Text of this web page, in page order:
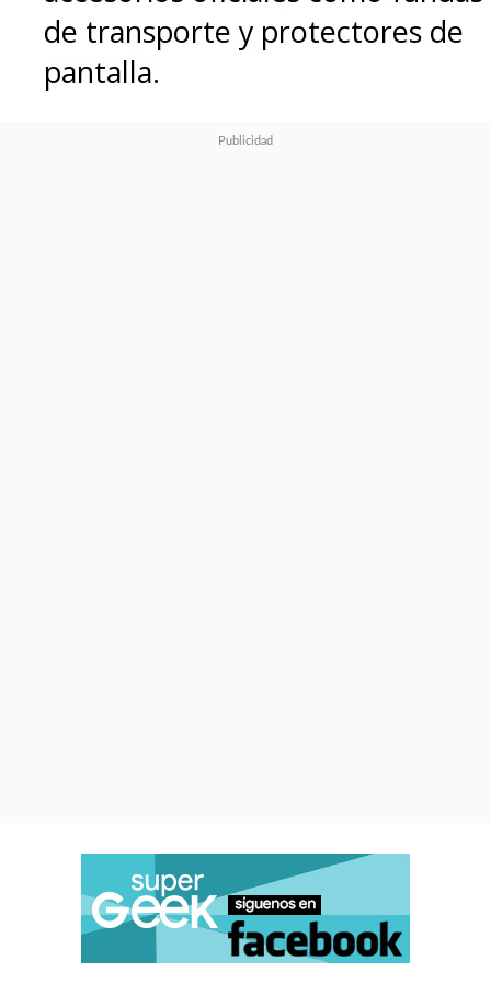
de transporte y protectores de
pantalla.